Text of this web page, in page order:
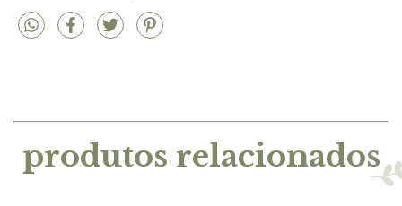
produtos relacionados